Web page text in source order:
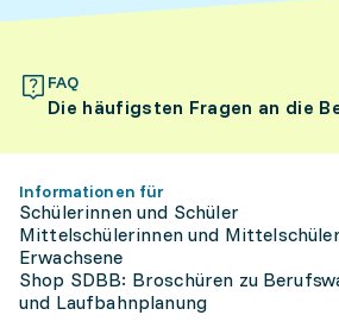
FAQ
Die häufigsten Fragen an die
Informationen für
Schülerinnen und Schüler
Mittelschülerinnen und
Erwachsene
Shop SDBB: Broschüren zu
und Laufbahnplanung